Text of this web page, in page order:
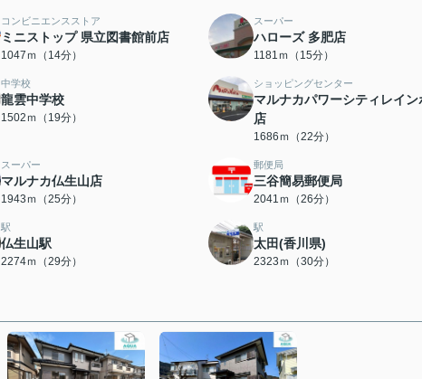
コンビニエンスストア
ミニストップ 県立図書館前店
1047ｍ（14分）
スーパー
ハローズ 多肥店
1181ｍ（15分）
中学校
龍雲中学校
1502ｍ（19分）
ショッピングセンター
マルナカパワーシティレイン
店
1686ｍ（22分）
スーパー
マルナカ仏生山店
1943ｍ（25分）
郵便局
三谷簡易郵便局
2041ｍ（26分）
駅
仏生山駅
2274ｍ（29分）
駅
太田(香川県)
2323ｍ（30分）